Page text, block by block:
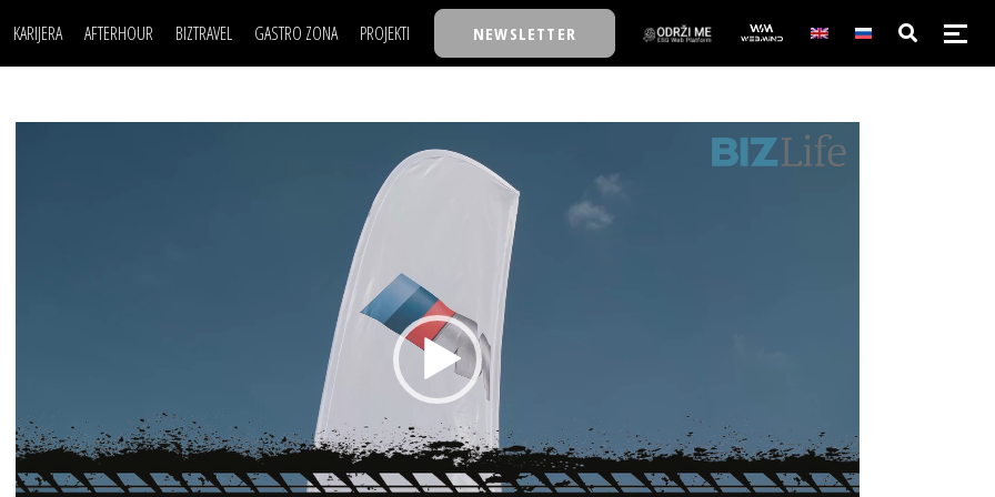
KARIJERA AFTERHOUR BIZTRAVEL GASTRO ZONA PROJEKTI
TASTY TALKS
30 ISPOD 30
BACK TO OFFICE/SCHOOL
BIZKOLEGIJUM
BMW BIZNIS LIGA
BIZLIFE WEEK
IZJAVA GODINE
NEWSLETTER
POSAO
MOJ UGAO
FILM I SCENA
AUTO SVET
NAJKOLEGA
30 ISPOD 30
BACK TO OFFICE/SCHOOL
BMW BIZNIS LIGA
BIZLIFE WEEK
IZJAVA GODINE